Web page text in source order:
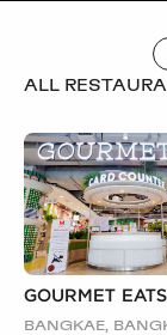
ALL
GOURMET EATS
BANGKAE,